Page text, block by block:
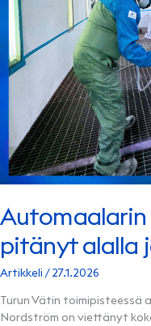
pitänyt alalla
Artikkeli /27.1.2026
Turun Vätin toimipisteessä
Nordström on viettänyt